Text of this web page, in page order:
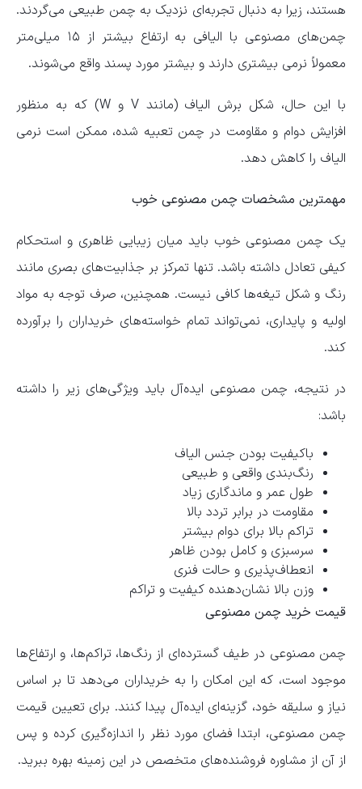
هستند، زیرا به دنبال تجربه‌ای نزدیک به چمن طبیعی می‌گردند.
چمن‌های مصنوعی با الیافی به ارتفاع بیشتر از ۱۵ میلی‌متر
معمولاً نرمی بیشتری دارند و بیشتر مورد پسند واقع می‌شوند.
با این حال، شکل برش الیاف (مانند V و W) که به منظور
افزایش دوام و مقاومت در چمن تعبیه شده، ممکن است نرمی
الیاف را کاهش دهد.
مهمترین مشخصات چمن مصنوعی خوب
یک چمن مصنوعی خوب باید میان زیبایی ظاهری و استحکام
کیفی تعادل داشته باشد. تنها تمرکز بر جذابیت‌های بصری مانند
رنگ و شکل تیغه‌ها کافی نیست. همچنین، صرف توجه به مواد
اولیه و پایداری، نمی‌تواند تمام خواسته‌های خریداران را برآورده
کند.
در نتیجه، چمن مصنوعی ایده‌آل باید ویژگی‌های زیر را داشته
باشد:
باکیفیت بودن جنس الیاف
رنگ‌بندی واقعی و طبیعی
طول عمر و ماندگاری زیاد
مقاومت در برابر تردد بالا
تراکم بالا برای دوام بیشتر
سرسبزی و کامل بودن ظاهر
انعطاف‌پذیری و حالت فنری
وزن بالا نشان‌دهنده کیفیت و تراکم
قیمت خرید چمن مصنوعی
چمن مصنوعی در طیف گسترده‌ای از رنگ‌ها، تراکم‌ها، و ارتفاع‌ها
موجود است، که این امکان را به خریداران می‌دهد تا بر اساس
نیاز و سلیقه خود، گزینه‌ای ایده‌آل پیدا کنند. برای تعیین قیمت
چمن مصنوعی، ابتدا فضای مورد نظر را اندازه‌گیری کرده و پس
از آن از مشاوره فروشنده‌های متخصص در این زمینه بهره ببرید.